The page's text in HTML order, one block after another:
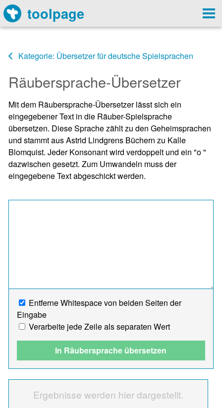
toolpage
Kategorie: Übersetzer für deutsche Spielsprachen
Räubersprache-Übersetzer
Mit dem Räubersprache-Übersetzer lässt sich ein
eingegebener Text in die Räuber-Spielsprache
übersetzen. Diese Sprache zählt zu den Geheimsprachen
und stammt aus Astrid Lindgrens Büchern zu Kalle
Blomquist. Jeder Konsonant wird verdoppelt und ein "o "
dazwischen gesetzt. Zum Umwandeln muss der
eingegebene Text abgeschickt werden.
Entferne Whitespace von beiden Seiten der
Eingabe
Verarbeite jede Zeile als separaten Wert
In Räubersprache übersetzen
Ergebnisse werden hier dargestellt.